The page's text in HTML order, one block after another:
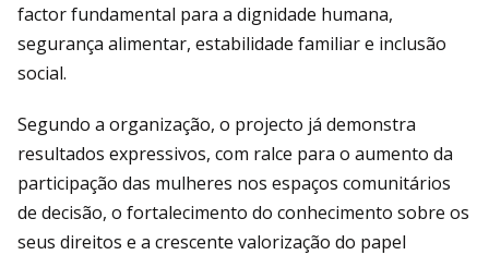
factor fundamental para a dignidade humana,
segurança alimentar, estabilidade familiar e inclusão
social.
Segundo a organização, o projecto já demonstra
resultados expressivos, com ralce para o aumento da
participação das mulheres nos espaços comunitários
de decisão, o fortalecimento do conhecimento sobre os
seus direitos e a crescente valorização do papel